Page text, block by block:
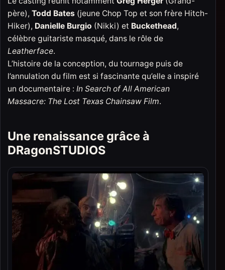
père), Todd Bates (jeune Chop Top et son frère Hitch-
Hiker), Danielle Burgio (Nikki) et Buckethead,
célèbre guitariste masqué, dans le rôle de
Leatherface.
L’histoire de la conception, du tournage puis de
l’annulation du film est si fascinante qu’elle a inspiré
un documentaire : In Search of All American
Massacre: The Lost Texas Chainsaw Film.
Une renaissance grâce à
DRagonSTUDIOS